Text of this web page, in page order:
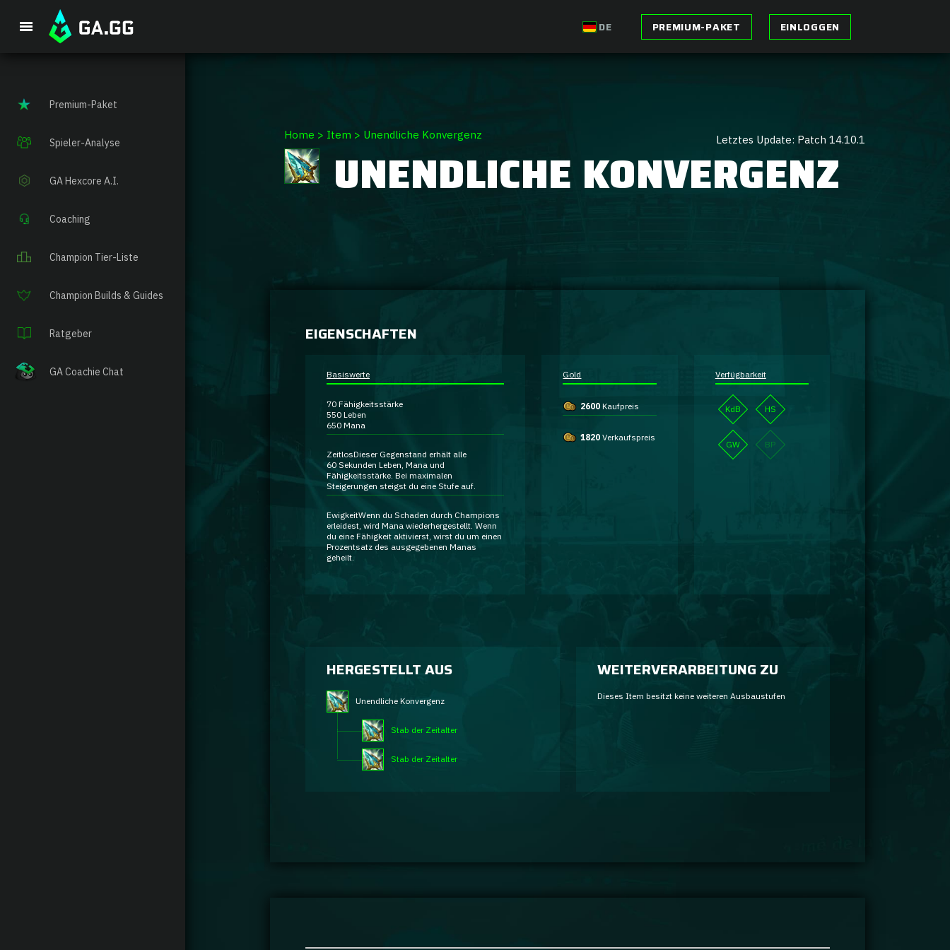
DE PREMIUM-PAKET EINLOGGEN
Premium-Paket
Spieler-Analyse
GA Hexcore A.I.
Coaching
Champion Tier-Liste
Champion Builds & Guides
Ratgeber
GA Coachie Chat
Home > Item > Unendliche Konvergenz Letztes Update: Patch 14.10.1
UNENDLICHE KONVERGENZ
EIGENSCHAFTEN
Basiswerte
70 Fähigkeitsstärke
550 Leben
650 Mana
ZeitlosDieser Gegenstand erhält alle
60 Sekunden Leben, Mana und
Fähigkeitsstärke. Bei maximalen
Steigerungen steigst du eine Stufe auf.
EwigkeitWenn du Schaden durch Champions
erleidest, wird Mana wiederhergestellt. Wenn
du eine Fähigkeit aktivierst, wirst du um einen
Prozentsatz des ausgegebenen Manas
geheilt.
Gold
2600 Kaufpreis
1820 Verkaufspreis
Verfügbarkeit
KdB HS
GW BP
HERGESTELLT AUS
Unendliche Konvergenz
Stab der Zeitalter
Stab der Zeitalter
WEITERVERARBEITUNG ZU
Dieses Item besitzt keine weiteren Ausbaustufen